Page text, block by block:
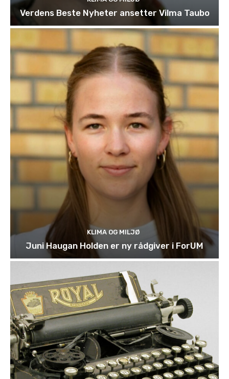
Verdens Beste Nyheter ansetter Vilma Taubo
KLIMA OG MILJØ
Juni Haugan Holden er ny rådgiver i ForUM